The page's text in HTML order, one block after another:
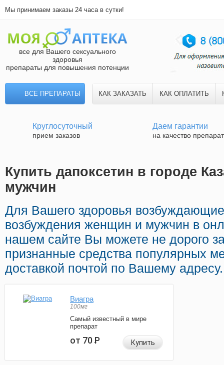
Мы принимаем заказы 24 часа в сутки!
все для Вашего сексуального
здоровья
препараты для повышения потенции
ВСЕ ПРЕПАРАТЫ КАК ЗАКАЗАТЬ КАК ОПЛАТИТЬ
Круглосуточный
прием заказов
Даем гарантии
на качество
Купить дапоксетин в городе
мужчин
Для Вашего здоровья
возбуждения женщин и мужчин в
нашем сайте Вы можете не дорого
признанные средства популярных
доставкой почтой по Вашему адресу.
Виагра
100мг
Самый известный в мире
препарат
от 70Р Купить